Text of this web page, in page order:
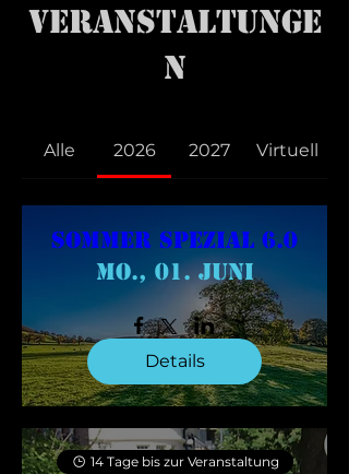
Veranstaltunge
n
Alle 2026 2027 Virtuell
Sommer Spezial 6.0
Mo., 01. Juni
Details
14 Tage bis zur Veranstaltung